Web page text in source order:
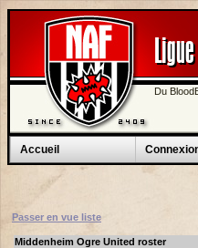
Du
Accueil
Passer en vue liste
Middenheim Ogre United roster